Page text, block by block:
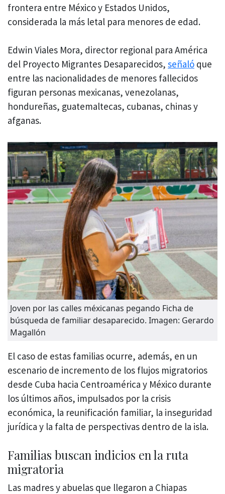
frontera entre México y Estados Unidos,
considerada la más letal para menores de edad.
Edwin Viales Mora, director regional para América
del Proyecto Migrantes Desaparecidos, señaló que
entre las nacionalidades de menores fallecidos
figuran personas mexicanas, venezolanas,
hondureñas, guatemaltecas, cubanas, chinas y
afganas.
Joven por las calles méxicanas pegando Ficha de
búsqueda de familiar desaparecido. Imagen: Gerardo
Magallón
El caso de estas familias ocurre, además, en un
escenario de incremento de los flujos migratorios
desde Cuba hacia Centroamérica y México durante
los últimos años, impulsados por la crisis
económica, la reunificación familiar, la inseguridad
jurídica y la falta de perspectivas dentro de la isla.
Familias buscan indicios en la ruta
migratoria
Las madres y abuelas que llegaron a Chiapas